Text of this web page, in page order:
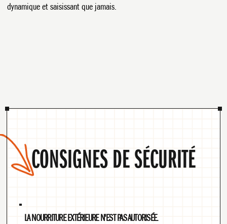
PROGRAMMATION
dynamique et saisissant que jamais.
CONSIGNES DE SÉCURITÉ
LA NOURRITURE EXTÉRIEURE N'EST PAS AUTORISÉE.